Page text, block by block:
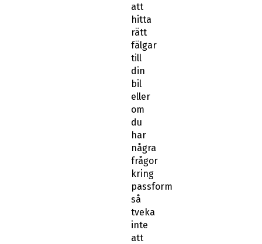
att
hitta
rätt
fälgar
till
din
bil
eller
om
du
har
några
frågor
kring
passform
så
tveka
inte
att